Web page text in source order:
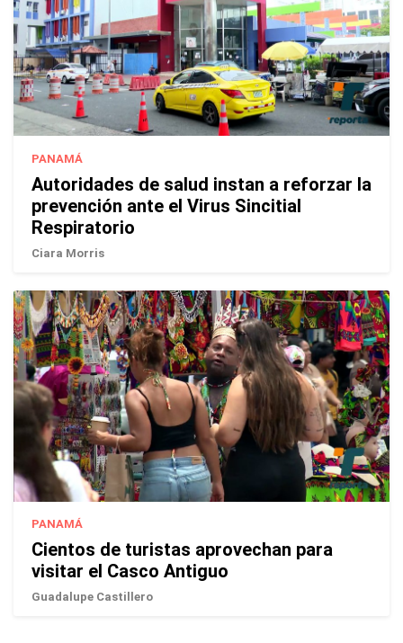
PANAMÁ
Autoridades de salud instan a reforzar la
prevención ante el Virus Sincitial
Respiratorio
Ciara Morris
PANAMÁ
Cientos de turistas aprovechan para
visitar el Casco Antiguo
Guadalupe Castillero